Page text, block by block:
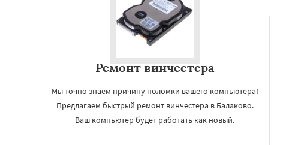
Ремонт винчестера
Мы точно знаем причину поломки вашего компьютера!
Предлагаем быстрый ремонт винчестера в Балаково.
Ваш компьютер будет работать как новый.